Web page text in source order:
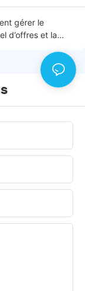
gérer le
d’offres et la